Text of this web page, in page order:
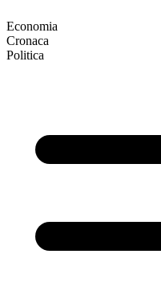
Economia
Cronaca
Politica